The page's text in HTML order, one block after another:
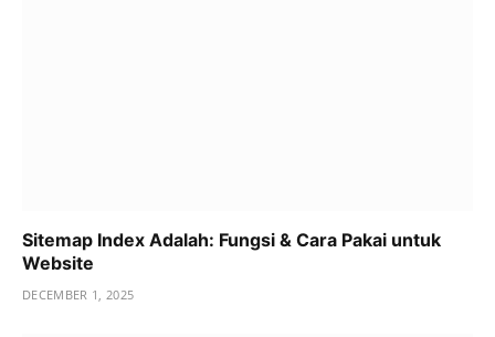
Sitemap Index Adalah: Fungsi & Cara Pakai untuk
Website
DECEMBER 1, 2025